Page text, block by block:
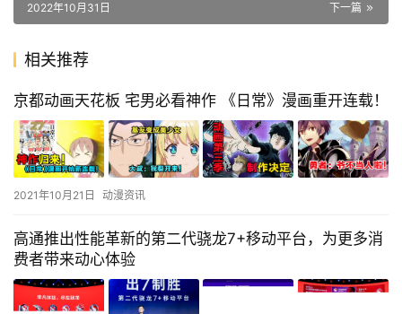
下一篇
2022年10月31日
相关推荐
京都动画天花板 宅男必看神作 《日常》漫画重开连载！
2021年10月21日 动漫资讯
高通推出性能革新的第二代骁龙7+移动平台，为更多消
费者带来动心体验